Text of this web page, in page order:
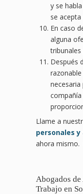
y se
se
En caso
alguna
Después
Llame a
personales
ahora mismo.
Abogados
Trabajo en